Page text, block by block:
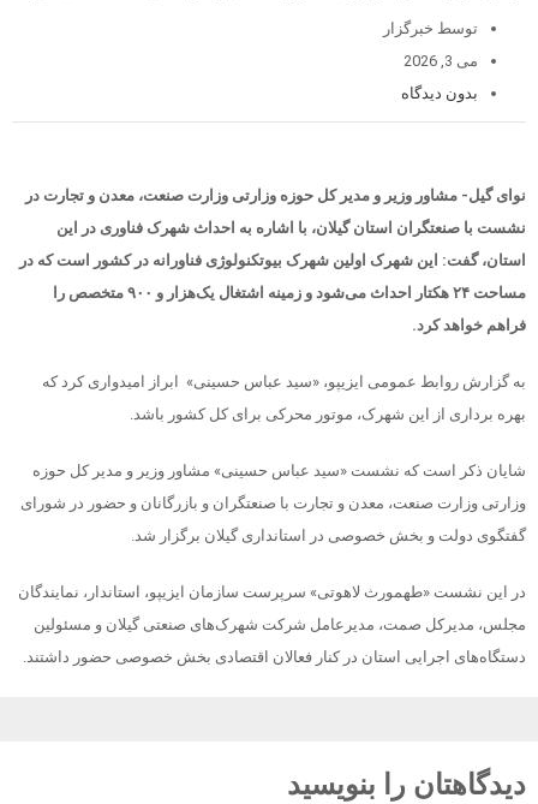
توسط خبرگزار
می 3, 2026
بدون دیدگاه
نوای گیل- مشاور وزیر و مدیر کل حوزه وزارتی وزارت صنعت، معدن و تجارت در
نشست با صنعتگران استان گیلان، با اشاره به احداث شهرک فناوری در این
استان، گفت: این شهرک اولین شهرک بیوتکنولوژی فناورانه در کشور است که در
مساحت ۲۴ هکتار احداث می‌شود و زمینه اشتغال یک‌هزار و ۹۰۰ متخصص را
فراهم خواهد کرد.
به گزارش روابط عمومی ایزیپو، «سید عباس حسینی» ابراز امیدواری کرد که
بهره برداری از این شهرک، موتور محرکی برای کل کشور باشد.
شایان ذکر است که نشست «سید عباس حسینی» مشاور وزیر و مدیر کل حوزه
وزارتی وزارت صنعت، معدن و تجارت با صنعتگران و بازرگانان و حضور در شورای
گفتگوی دولت و بخش خصوصی در استانداری گیلان برگزار شد.
در این نشست «طهمورث لاهوتی» سرپرست سازمان ایزیپو، استاندار، نمایندگان
مجلس، مدیرکل صمت، مدیرعامل شرکت شهرک‌های صنعتی گیلان و مسئولین
دستگاه‌های اجرایی استان در کنار فعالان اقتصادی بخش خصوصی حضور داشتند.
دیدگاهتان را بنویسید